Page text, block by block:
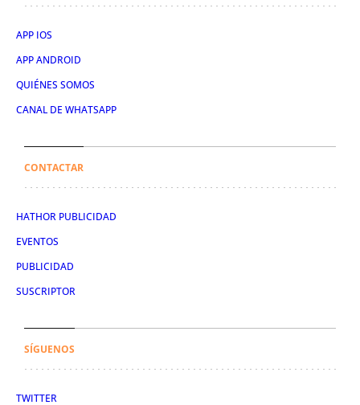
APP IOS
APP ANDROID
QUIÉNES SOMOS
CANAL DE WHATSAPP
CONTACTAR
HATHOR PUBLICIDAD
EVENTOS
PUBLICIDAD
SUSCRIPTOR
SÍGUENOS
TWITTER